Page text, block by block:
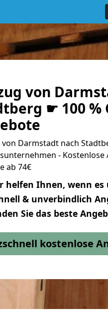
von
☛ 100 %
Darmstadt nach
-
ab 74€
helfen Ihnen, wenn
& unverbindlich
Sie das beste
kostenlose